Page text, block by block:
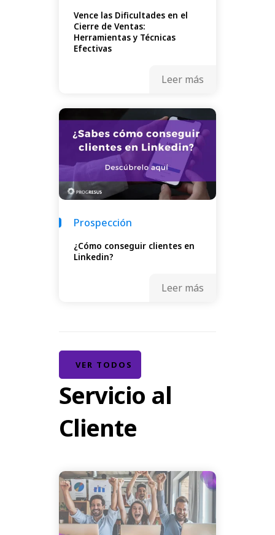
Vence las Dificultades en el
Cierre de Ventas:
Herramientas y Técnicas
Efectivas
Leer más
Prospección
¿Cómo conseguir clientes en
Linkedin?
Leer más
VER TODOS
Servicio al
Cliente